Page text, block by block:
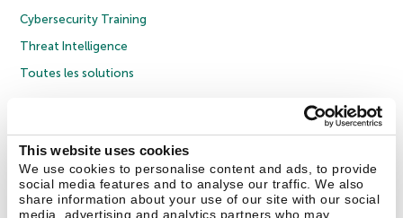
This website uses cookies
We use cookies to personalise content and ads, to provide
social media features and to analyse our traffic. We also
share information about your use of our site with our social
media, advertising and analytics partners who may
Cybersecurity Training
Threat Intelligence
Toutes les solutions
Politique de confidentialité
Politique anticorruption
Contrat de licence grand public
Contrat de licence entreprises
Cookies
Nous contacter À propos Partenaires Blog Communiqués de presse